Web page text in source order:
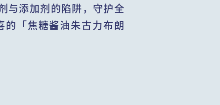
与添加剂的陷阱，守护全
「焦糖酱油朱古力布朗